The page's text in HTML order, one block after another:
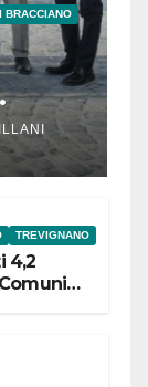
BRACCIANO
TREVIGNANO
4,2